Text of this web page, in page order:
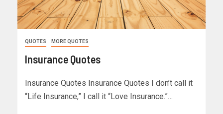
QUOTES MORE QUOTES
Insurance Quotes
Insurance Quotes Insurance Quotes I don’t call it
“Life Insurance,” I call it “Love Insurance.”…